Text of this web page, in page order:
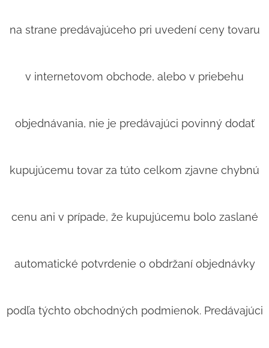
na strane predávajúceho pri uvedení ceny tovaru
v internetovom obchode, alebo v priebehu
objednávania, nie je predávajúci povinný dodať
kupujúcemu tovar za túto celkom zjavne chybnú
cenu ani v prípade, že kupujúcemu bolo zaslané
automatické potvrdenie o obdržaní objednávky
podľa týchto obchodných podmienok. Predávajúci